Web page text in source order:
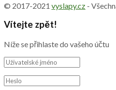
© 2017-2021 vyslapy.cz -
Vítejte zpět!
Níže se přihlaste do vašeho účtu